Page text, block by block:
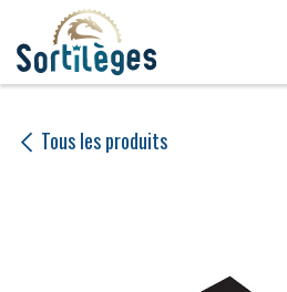
Se rendre au contenu
Tous les produits